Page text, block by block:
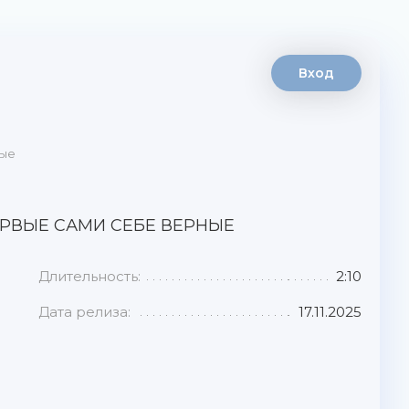
Вход
САМИ СЕБЕ ВЕРНЫЕ
Длительность: 2:10
Дата релиза: 17.11.2025